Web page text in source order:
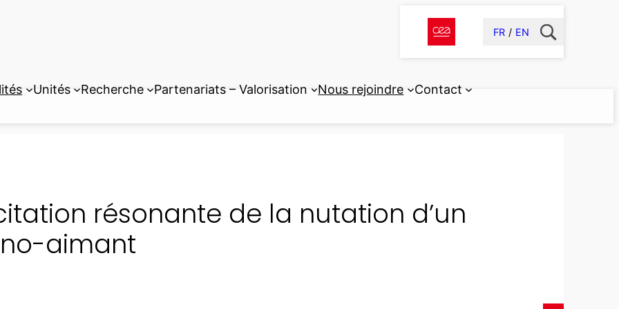
FR EN
Unités Recherche Partenariats – Valorisation Nous rejoindre Contact
résonante de la nutation d’un
aimant